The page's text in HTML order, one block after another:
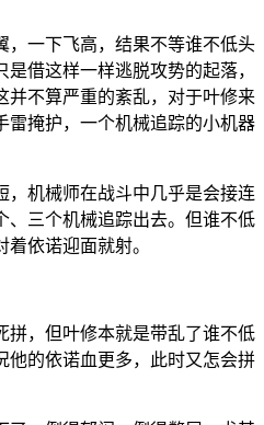
，一下飞高，结果不等谁不低头
借这样一样逃脱攻势的起落，
并不算严重的紊乱，对于叶修来
雷掩护，一个机械追踪的小机器
，机械师在战斗中几乎是会接连
、三个机械追踪出去。但谁不低
依诺迎面就射。
拼，但叶修本就是带乱了谁不低
他的依诺血更多，此时又怎会拼